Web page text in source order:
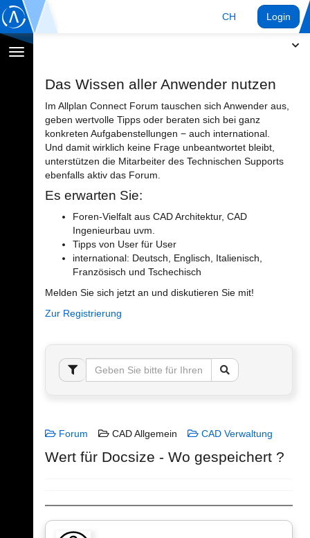
CH Login
Navigation
Das Wissen aller Anwender nutzen
Im Allplan Connect Forum tauschen sich Anwender aus,
geben wertvolle Tipps oder beraten sich bei ganz
konkreten Aufgabenstellungen − auch international.
Und damit wirklich keine Frage unbeantwortet bleibt,
unterstützen die Mitarbeiter des Technischen Supports
ebenfalls aktiv das Forum.
Es erwarten Sie:
Foren-Vielfalt aus CAD Architektur, CAD
Ingenieurbau uvm.
Tipps von User für User
international: Deutsch, Englisch, Italienisch,
Französisch und Tschechisch
Melden Sie sich jetzt an und diskutieren Sie mit!
Zur Registrierung
Forum CAD Allgemein CAD Verwaltung
Wert für Docsize - Wo gespeichert ?